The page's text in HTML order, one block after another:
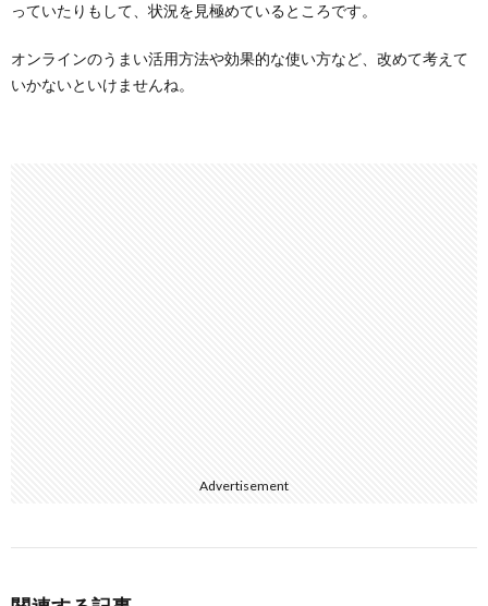
っていたりもして、状況を見極めているところです。
オンラインのうまい活用方法や効果的な使い方など、改めて考えて
いかないといけませんね。
Advertisement